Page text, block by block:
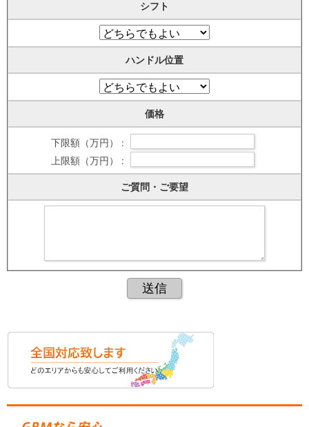
シフト
ハンドル位置
価格
下限額（万円） :
上限額（万円） :
ご質問・ご要望